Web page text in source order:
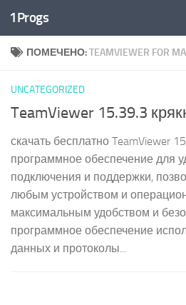
Перейти к содержимому
1Progs
ПОМЕЧЕНО:TEAMVIEWER FOR
UNCATEGORIZED
TeamViewer 15.39.3
скачать бесплатно TeamViewer
программное обеспечение для
подключения и поддержки,
любым устройством и
максимальным удобством и
программное обеспечение
данных и протоколы...